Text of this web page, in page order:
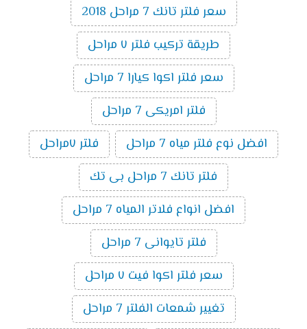
سعر فلتر تانك 7 مراحل 2018
طريقة تركيب فلتر ٧ مراحل
سعر فلتر اكوا كيارا 7 مراحل
فلتر امريكى 7 مراحل
افضل نوع فلتر مياه 7 مراحل
فلتر ٧مراحل
فلتر تانك 7 مراحل بى تك
افضل انواع فلاتر المياه 7 مراحل
فلتر تايوانى 7 مراحل
سعر فلتر اكوا فيت ٧ مراحل
تغيير شمعات الفلتر 7 مراحل